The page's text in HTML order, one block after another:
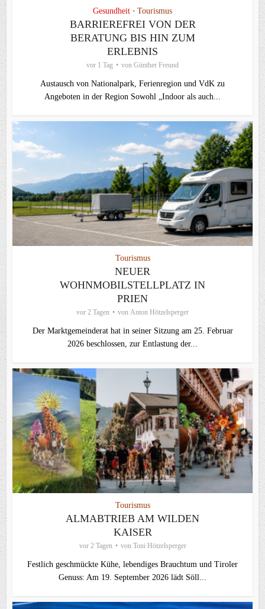
Gesundheit • Tourismus
BARRIEREFREI VON DER
BERATUNG BIS HIN ZUM
ERLEBNIS
vor 1 Tag von Günther Freund
Austausch von Nationalpark, Ferienregion und VdK zu
Angeboten in der Region Sowohl „Indoor als auch...
Tourismus
NEUER
WOHNMOBILSTELLPLATZ IN
PRIEN
vor 2 Tagen von Anton Hötzelsperger
Der Marktgemeinderat hat in seiner Sitzung am 25. Februar
2026 beschlossen, zur Entlastung der...
Tourismus
ALMABTRIEB AM WILDEN
KAISER
vor 2 Tagen von Toni Hötzelsperger
Festlich geschmückte Kühe, lebendiges Brauchtum und Tiroler
Genuss: Am 19. September 2026 lädt Söll...